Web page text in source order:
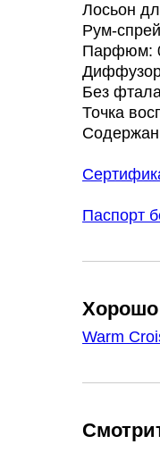
Лосьон
Рум-
Парфюм:
Без
Точка
Паспорт
Хорошо
Warm